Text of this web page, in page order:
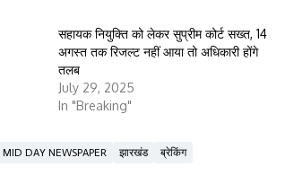
सहायक नियुक्ति को लेकर सुप्रीम कोर्ट सख्त, 14
अगस्त तक रिजल्ट नहीं आया तो अधिकारी होंगे
तलब
July 29, 2025
In "Breaking"
MID DAY NEWSPAPER झारखंड ब्रेकिंग